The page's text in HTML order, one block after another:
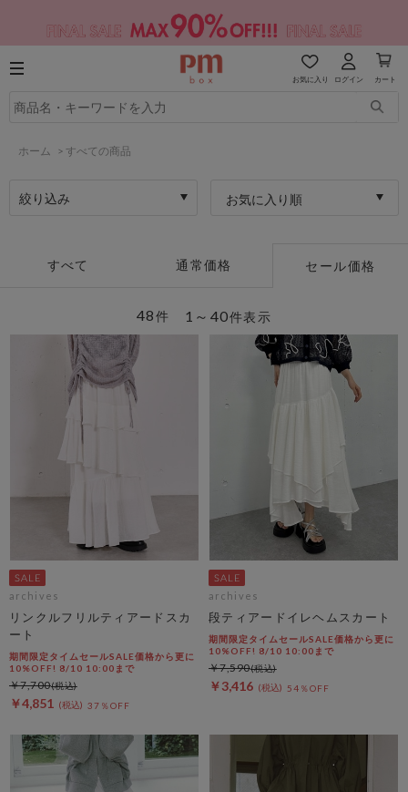
お気に入り ログイン カート
ホーム > すべての商品
絞り込み お気に入り順
すべて 通常価格 セール価格
1～40件表示
48件
archives
リンクルフリルティアードスカ
ート
期間限定タイムセールSALE価格から更に
10%OFF! 8/10 10:00まで
￥4,851 37％OFF
￥7,700
archives
段ティアードイレヘムスカート
期間限定タイムセールSALE価格から更に
10%OFF! 8/10 10:00まで
￥3,416 54％OFF
￥7,590